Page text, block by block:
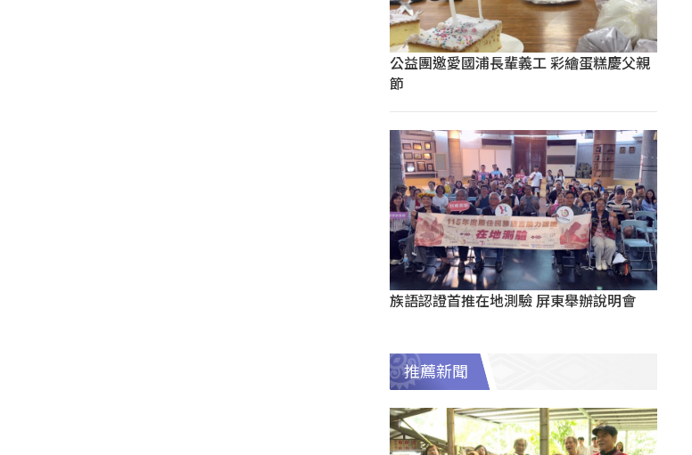
公益團邀愛國浦長輩義工 彩繪蛋糕慶父親
節
族語認證首推在地測驗 屏東舉辦說明會
推薦新聞